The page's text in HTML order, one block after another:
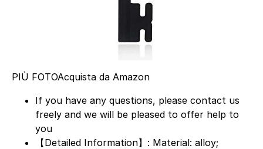
PIÙ FOTOAcquista da Amazon
If you have any questions, please contact us
freely and we will be pleased to offer help to
you
【Detailed Information】: Material: alloy;